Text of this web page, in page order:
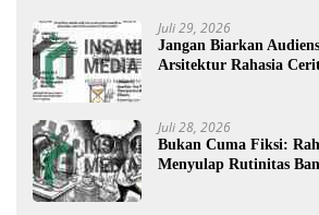
Juli 29, 2026
Jangan Biarkan
Arsitektur Rahasia
Juli 28, 2026
Bukan Cuma Fiksi:
Menyulap Rutinitas